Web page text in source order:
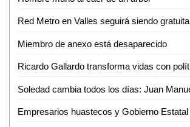
Miembro de anexo está desaparecido